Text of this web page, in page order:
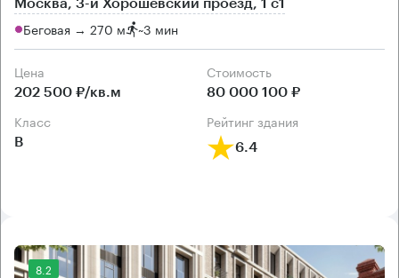
Москва, 3-й Хорошёвский проезд, 1 с1
Беговая → 270 м ~3 мин
Цена
202 500 ₽/кв.м
Cтоимость
80 000 100 ₽
класс
B
рейтинг здания
6.4
8.2